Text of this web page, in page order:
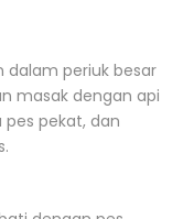
periuk besar
masak dengan api
pekat, dan
dengan pes,